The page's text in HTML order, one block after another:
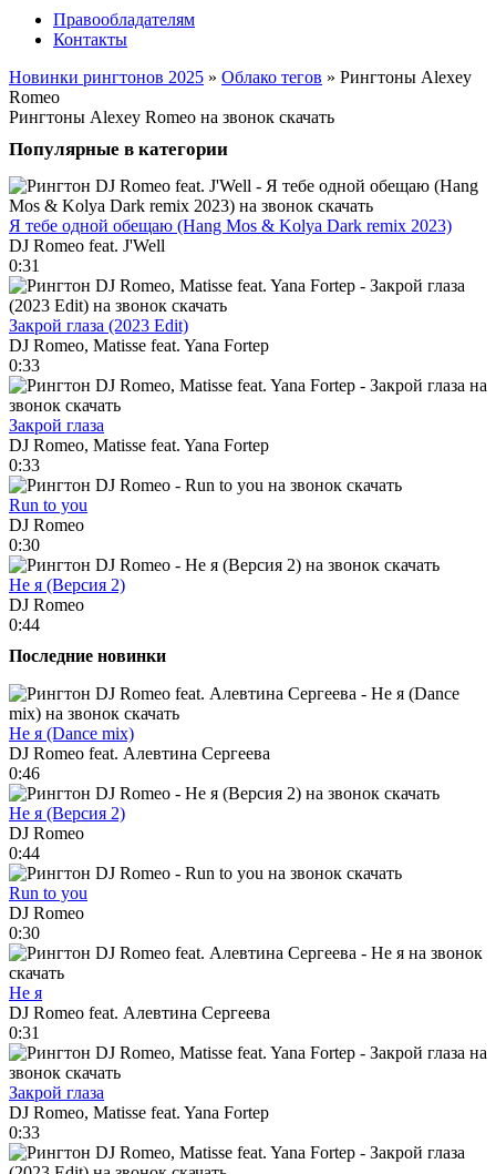
Правообладателям
Контакты
Новинки рингтонов 2025 » Облако тегов » Рингтоны Alexey
Romeo
Рингтоны Alexey Romeo на звонок скачать
Популярные в категории
Я тебе одной обещаю (Hang Mos & Kolya Dark remix 2023)
DJ Romeo feat. J'Well
0:31
Закрой глаза (2023 Edit)
DJ Romeo, Matisse feat. Yana Fortep
0:33
Закрой глаза
DJ Romeo, Matisse feat. Yana Fortep
0:33
Run to you
DJ Romeo
0:30
Не я (Версия 2)
DJ Romeo
0:44
Последние новинки
Не я (Dance mix)
DJ Romeo feat. Алевтина Сергеева
0:46
Не я (Версия 2)
DJ Romeo
0:44
Run to you
DJ Romeo
0:30
Не я
DJ Romeo feat. Алевтина Сергеева
0:31
Закрой глаза
DJ Romeo, Matisse feat. Yana Fortep
0:33